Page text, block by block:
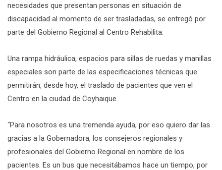
necesidades que presentan personas en situación de
discapacidad al momento de ser trasladadas, se entregó por
parte del Gobierno Regional al Centro Rehabilita.
Una rampa hidráulica, espacios para sillas de ruedas y manillas
especiales son parte de las especificaciones técnicas que
permitirán, desde hoy, el traslado de pacientes que ven el
Centro en la ciudad de Coyhaique.
“Para nosotros es una tremenda ayuda, por eso quiero dar las
gracias a la Gobernadora, los consejeros regionales y
profesionales del Gobierno Regional en nombre de los
pacientes. Es un bus que necesitábamos hace un tiempo, por